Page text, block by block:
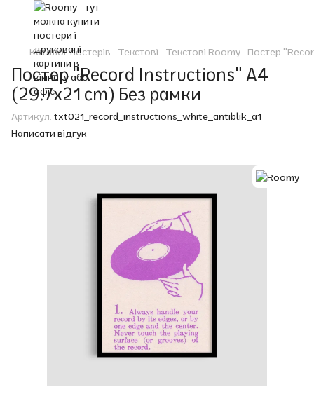
Каталог постерів Текстові Текстові Roomy Постер
Постер "Record Instructions" A4
(29.7x21 cm) Без рамки
Артикул: txt021_record_instructions_white_antiblik_a1
Написати відгук